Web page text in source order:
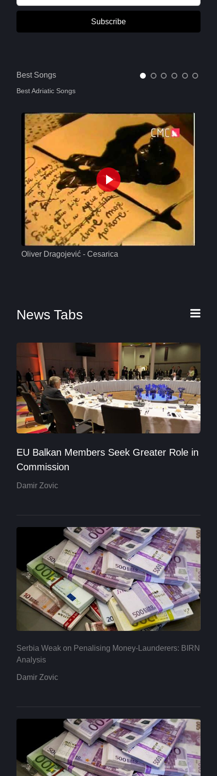
Subscribe
Best Songs
Best Adriatic Songs
Oliver Dragojević - Cesarica
News Tabs
EU Balkan Members Seek Greater Role in
Commission
Damir Zovic
Serbia Weak on Penalising Money-Launderers: BIRN
Analysis
Damir Zovic